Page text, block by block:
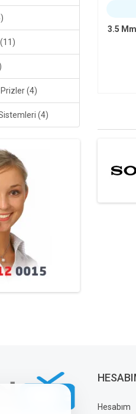
Prizler (4)
(4)
3.5
Hesabım